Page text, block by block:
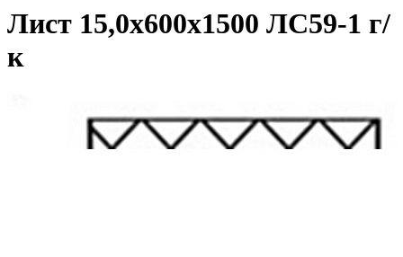
Лист 15,0х600х1500 ЛС59-1 г/
к